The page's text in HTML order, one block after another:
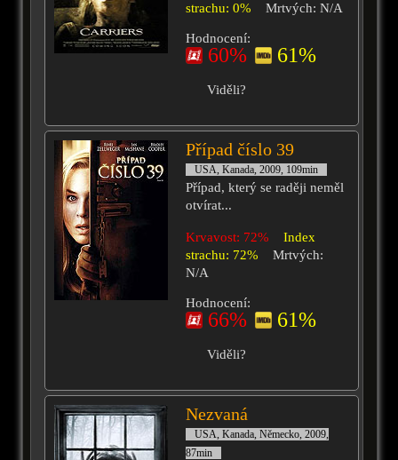
strachu: 0%
Mrtvých: N/A
Hodnocení:
60% 61%
Viděli?
Případ číslo 39
USA, Kanada, 2009, 109min
Případ, který se raději neměl
otvírat...
Krvavost: 72%
Index
strachu: 72%
Mrtvých:
N/A
Hodnocení:
66% 61%
Viděli?
Nezvaná
USA, Kanada, Německo, 2009,
87min